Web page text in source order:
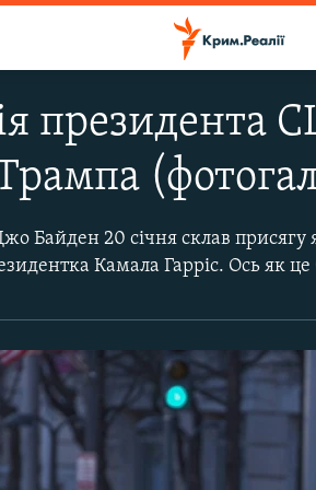
президента
Байден 20 січня склав
Камала Гарріс. Ось як це